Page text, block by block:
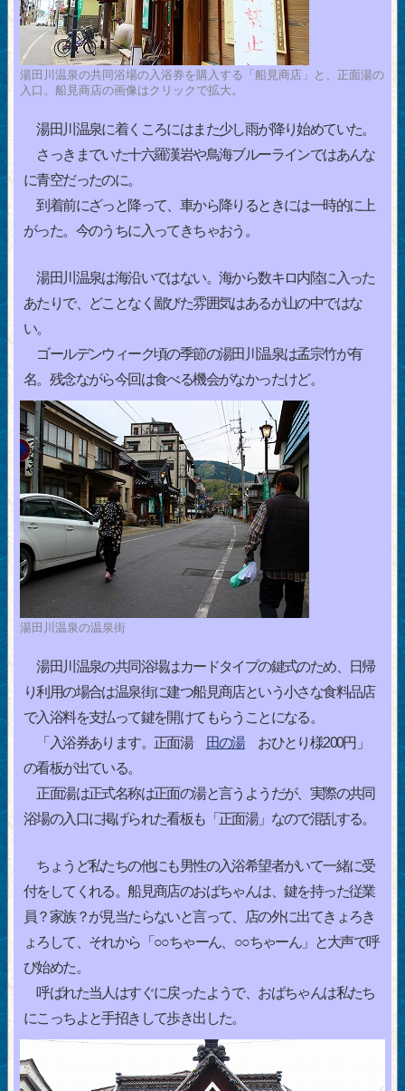
湯田川温泉の共同浴場の入浴券を購入する「船見商店」と、正面湯の
入口。船見商店の画像はクリックで拡大。
湯田川温泉に着くころにはまた少し雨が降り始めていた。
さっきまでいた十六羅漢岩や鳥海ブルーラインではあんな
に青空だったのに。
到着前にざっと降って、車から降りるときには一時的に上
がった。今のうちに入ってきちゃおう。
湯田川温泉は海沿いではない。海から数キロ内陸に入った
あたりで、どことなく鄙びた雰囲気はあるが山の中ではな
い。
ゴールデンウィーク頃の季節の湯田川温泉は孟宗竹が有
名。残念ながら今回は食べる機会がなかったけど。
湯田川温泉の温泉街
湯田川温泉の共同浴場はカードタイプの鍵式のため、日帰
り利用の場合は温泉街に建つ船見商店という小さな食料品店
で入浴料を支払って鍵を開けてもらうことになる。
「入浴券あります。正面湯
田の湯おひとり様200円」
の看板が出ている。
正面湯は正式名称は正面の湯と言うようだが、実際の共同
浴場の入口に掲げられた看板も「正面湯」なので混乱する。
ちょうど私たちの他にも男性の入浴希望者がいて一緒に受
付をしてくれる。船見商店のおばちゃんは、鍵を持った従業
員？家族？が見当たらないと言って、店の外に出てきょろき
ょろして、それから「○○ちゃーん、○○ちゃーん」と大声で呼
び始めた。
呼ばれた当人はすぐに戻ったようで、おばちゃんは私たち
にこっちよと手招きして歩き出した。